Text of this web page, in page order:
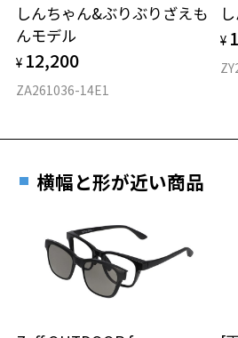
お気に入りに追加済
お気に入りリストは
材質
フロント素材：TPE
しんちゃん&ぶりぶりざえも
んモデル
¥ 12,200
ZA261036-14E1
¥
横幅と形が近い商品